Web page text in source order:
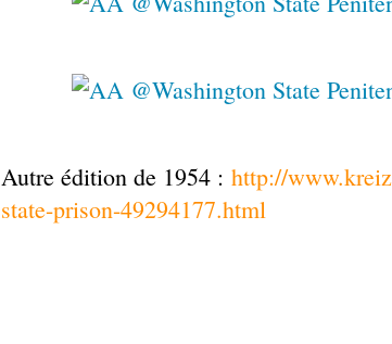
Autre édition de 1954 : http://
state-prison-49294177.html